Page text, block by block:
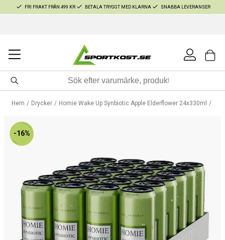
FRI FRAKT FRÅN 499 KR BETALA TRYGGT MED KLARNA SNABBA LEVERANSER
Hem Drycker Homie Wake Up Synbiotic Apple Elderflower 24x330ml
-16%